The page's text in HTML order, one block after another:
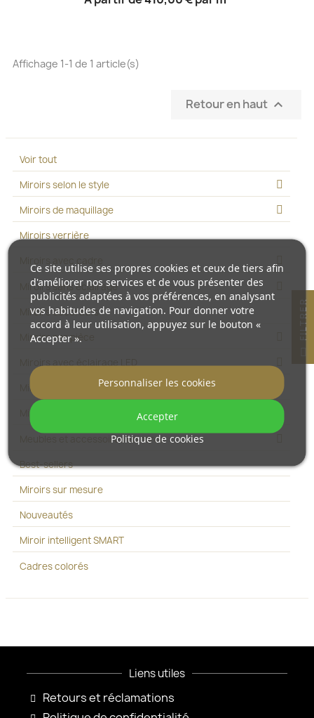
Voir tout
Miroirs selon le style
Miroirs de maquillage
Miroirs verrière
Miroirs sans éclairage
Miroirs décoratifs
Miroirs par pièce
Miroirs avec éclairage LED
Miroirs aux formes organiques
Miroirs sur pied
Meubles et accessoires en miroir
Best-sellers
Miroirs sur mesure
Nouveautés
Miroir intelligent SMART
Cadres colorés
Affichage 1-1 de 1 article(s)
Retour en haut 
Liens utiles
Retours et réclamations
Ce site utilise ses propres cookies et ceux de tiers afin
d'améliorer nos services et de vous présenter des
publicités adaptées à vos préférences, en analysant
vos habitudes de navigation. Pour donner votre
accord à leur utilisation, appuyez sur le bouton «
Accepter ».
Politique de cookies
Personnaliser les cookies
Accepter
R